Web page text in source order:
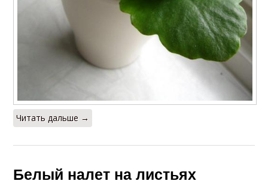
Читать дальше →
Белый налет на листьях